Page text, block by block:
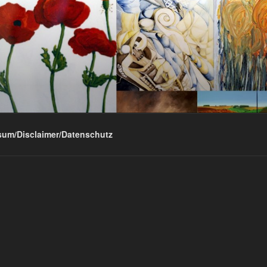
Disclaimer/Datenschutz